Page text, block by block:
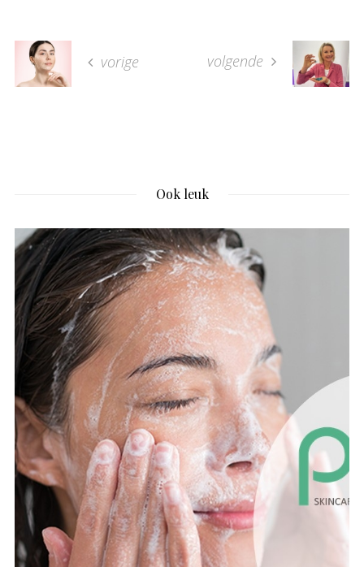
vorige volgende
Ook leuk